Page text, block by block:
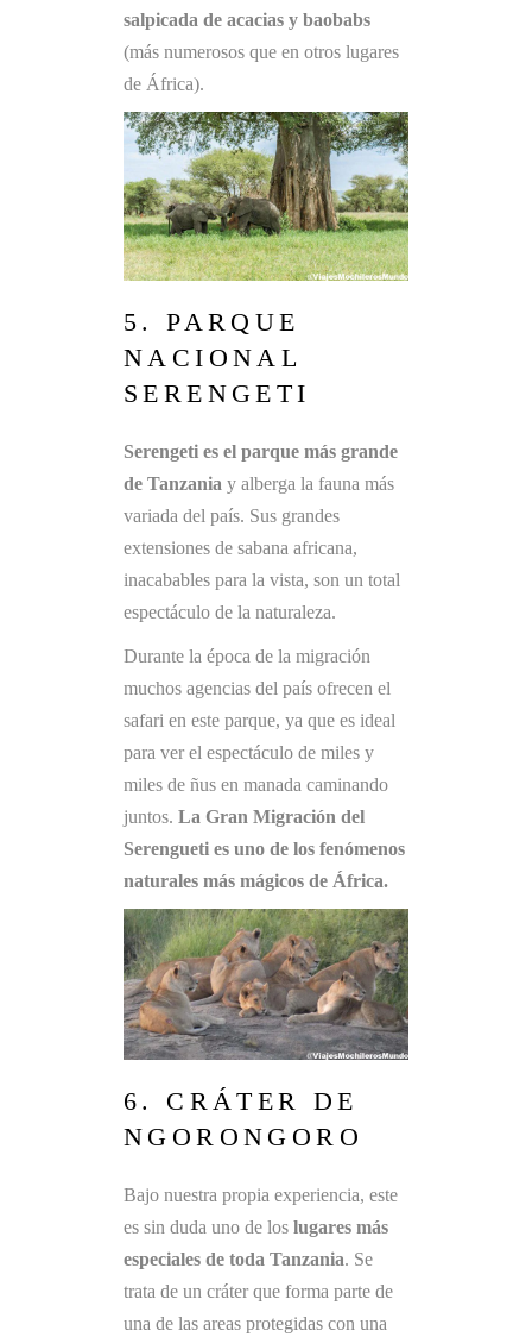
salpicada de acacias y baobabs
(más numerosos que en otros lugares
de África).
5. PARQUE
NACIONAL
SERENGETI
Serengeti es el parque más grande
de Tanzania y alberga la fauna más
variada del país. Sus grandes
extensiones de sabana africana,
inacabables para la vista, son un total
espectáculo de la naturaleza.
Durante la época de la migración
muchos agencias del país ofrecen el
safari en este parque, ya que es ideal
para ver el espectáculo de miles y
miles de ñus en manada caminando
juntos. La Gran Migración del
Serengueti es uno de los fenómenos
naturales más mágicos de África.
6. CRÁTER DE
NGORONGORO
Bajo nuestra propia experiencia, este
es sin duda uno de los lugares más
especiales de toda Tanzania. Se
trata de un cráter que forma parte de
una de las areas protegidas con una